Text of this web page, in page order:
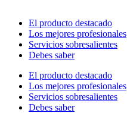
El producto destacado
Los mejores profesionales
Servicios sobresalientes
Debes saber
El producto destacado
Los mejores profesionales
Servicios sobresalientes
Debes saber